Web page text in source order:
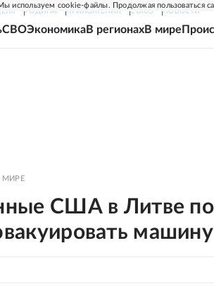
используем cookie-файлы. Продолжая пользоваться
РОДИНА ПРИЛОЖЕНИЯ СОЮЗ НОВОСТИ
СВОЭкономикаВ регионахВ мире
МИРЕ
США в Литве